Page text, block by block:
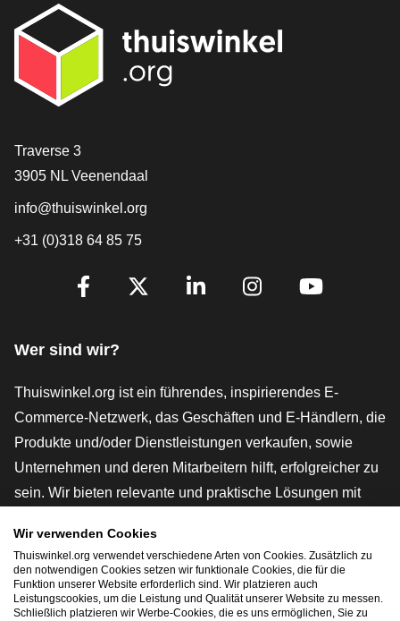
[_General:Contact]
Traverse 3
3905 NL Veenendaal
info@thuiswinkel.org
+31 (0)318 64 85 75
[_General:SocialMediaTitle]
Wer sind wir?
Thuiswinkel.org ist ein führendes, inspirierendes E-
Commerce-Netzwerk, das Geschäften und E-Händlern, die
Produkte und/oder Dienstleistungen verkaufen, sowie
Unternehmen und deren Mitarbeitern hilft, erfolgreicher zu
sein. Wir bieten relevante und praktische Lösungen mit
rechtlichen Instrumenten und Beratung,
Interessenvertretung, Marktforschung und verfügen über
eine eigene Bildungsplattform, die Thuiswinkel e-
Academy.
Wir verwenden Cookies
Thuiswinkel.org verwendet verschiedene Arten von Cookies. Zusätzlich zu
den notwendigen Cookies setzen wir funktionale Cookies, die für die
Funktion unserer Website erforderlich sind. Wir platzieren auch
Leistungscookies, um die Leistung und Qualität unserer Website zu messen.
Schließlich platzieren wir Werbe-Cookies, die es uns ermöglichen, Sie zu